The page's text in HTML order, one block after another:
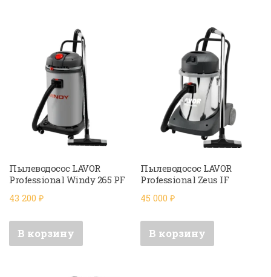
Пылеводосос LAVOR
Professional Windy 265 PF
43 200 ₽
В корзину
Пылеводосос LAVOR
Professional Zeus IF
45 000₽
В корзину